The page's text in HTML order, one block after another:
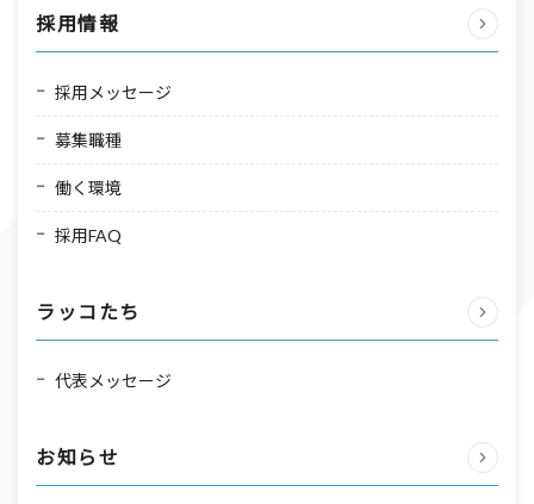
採用情報
採用メッセージ
募集職種
働く環境
採用FAQ
ラッコたち
代表メッセージ
お知らせ